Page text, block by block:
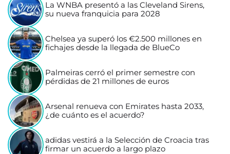
La WNBA presentó a las Cleveland Sirens,
su nueva franquicia para 2028
Chelsea ya superó los €2.500 millones en
fichajes desde la llegada de BlueCo
Palmeiras cerró el primer semestre con
pérdidas de 21 millones de euros
Arsenal renueva con Emirates hasta 2033,
¿de cuánto es el acuerdo?
adidas vestirá a la Selección de Croacia tras
firmar un acuerdo a largo plazo